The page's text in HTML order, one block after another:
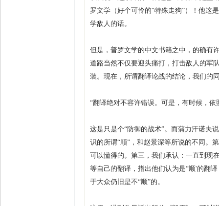
罗文学（好个可怜的“特殊走狗”）！他这
学敌人的话。
但是，普罗文学的中文书籍之中，的确有
道路当然不仅要迎头痛打，打击敌人的军
装。现在，所谓翻译论战的结论，我们的
“翻译绝对不容许错误。可是，有时候，
这是只是个“防御的战术”。而蒲力汗诺夫
识的所谓“顺”，和赵景深等所说的不同。
可以懂得的。第三，我们承认：一直到现
等自己的翻译，指出他们认为是“顺'的翻
于大众仍旧是不“顺”的。